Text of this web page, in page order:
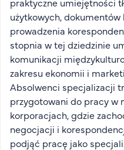
Zasady przyjęcia na
Harmonogram przyjęć na
O PUW
O nas
Akademia Online
Jak się studiuje przez
FAQ
Nasi wykładowcy
użytkowych, dokumentów
prowadzenia
stopnia w tej dziedzinie
komunikacji
zakresu ekonomii i
Absolwenci specjalizacji
przygotowani do pracy w
korporacjach, gdzie
negocjacji i
podjąć pracę jako